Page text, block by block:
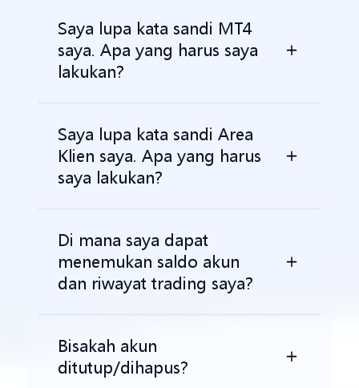
Saya lupa kata sandi MT4
saya. Apa yang harus saya
lakukan?
Saya lupa kata sandi Area
Klien saya. Apa yang harus
saya lakukan?
Di mana saya dapat
menemukan saldo akun
dan riwayat trading saya?
Bisakah akun
ditutup/dihapus?